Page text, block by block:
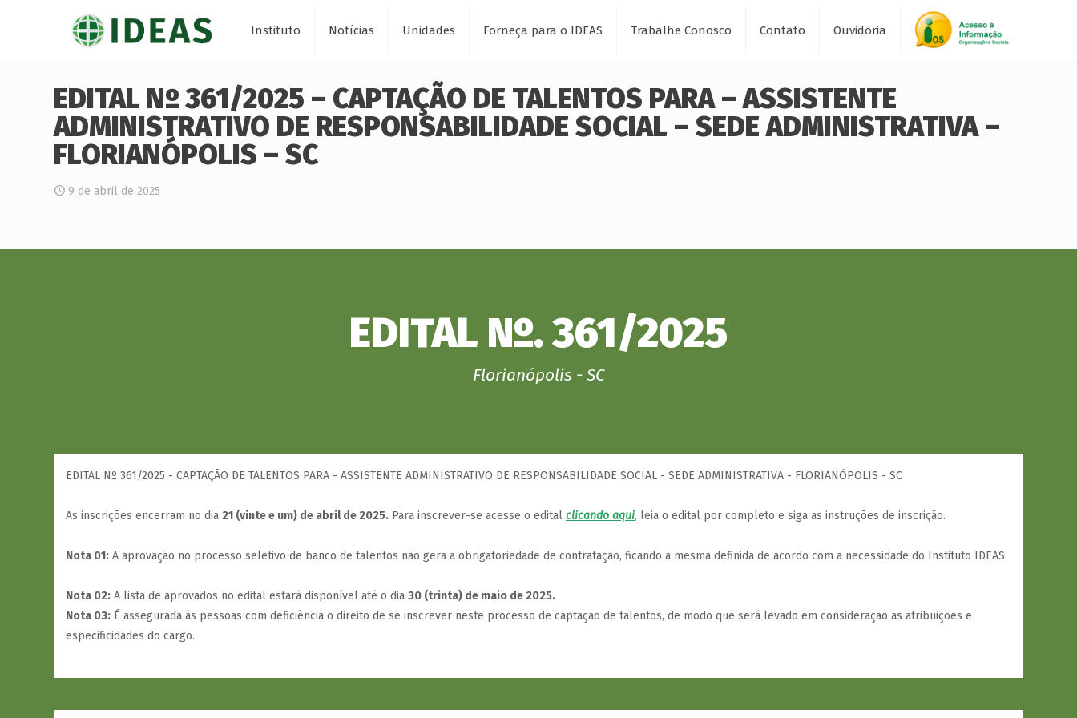
Instituto Notícias Unidades Forneça para o IDEAS Trabalhe Conosco Contato Ouvidoria
EDITAL Nº 361/2025 – CAPTAÇÃO DE TALENTOS PARA – ASSISTENTE
ADMINISTRATIVO DE RESPONSABILIDADE SOCIAL – SEDE ADMINISTRATIVA –
FLORIANÓPOLIS – SC
9 de abril de 2025
EDITAL Nº. 361/2025
Florianópolis - SC
EDITAL Nº 361/2025 - CAPTAÇÃO DE TALENTOS PARA - ASSISTENTE ADMINISTRATIVO DE RESPONSABILIDADE SOCIAL - SEDE ADMINISTRATIVA - FLORIANÓPOLIS - SC
As inscrições encerram no dia 21 (vinte e um) de abril de 2025. Para inscrever-se acesse o edital clicando aqui, leia o edital por completo e siga as instruções de inscrição.
Nota 01: A aprovação no processo seletivo de banco de talentos não gera a obrigatoriedade de contratação, ficando a mesma definida de acordo com a necessidade do Instituto IDEAS.
Nota 02: A lista de aprovados no edital estará disponível até o dia 30 (trinta) de maio de 2025.
Nota 03: É assegurada às pessoas com deficiência o direito de se inscrever neste processo de captação de talentos, de modo que será levado em consideração as atribuições e
especificidades do cargo.